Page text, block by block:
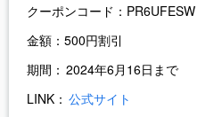
クーポンコード： PR6UFESW
金額： 500円割引
期間： 2024年6月16日まで
LINK： 公式サイト